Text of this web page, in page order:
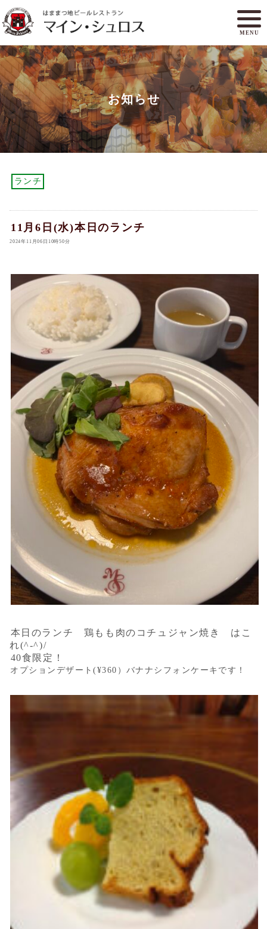
MENU
メニュー
ランチ
アクセスマップ
マイン・シュロスとは
オンラインショップ
お知らせ
ランチ
11月6日(水)本日のランチ
2024年11月06日10時50分
本日のランチ 鶏もも肉のコチュジャン焼き はこ
れ(^-^)/
40食限定！
オプションデザート(¥360）バナナシフォンケーキです！